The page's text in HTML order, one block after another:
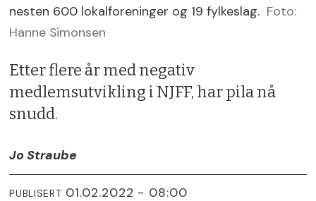
nesten 600 lokalforeninger og 19 fylkeslag. Foto:
Hanne Simonsen
Etter flere år med negativ
medlemsutvikling i NJFF, har pila nå
snudd.
Jo Straube
PUBLISERT 01.02.2022 - 08:00